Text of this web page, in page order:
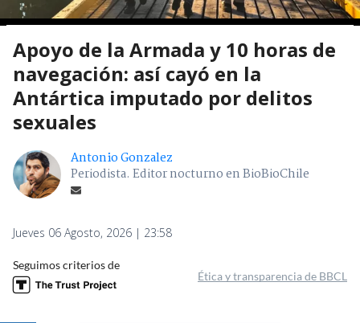
Apoyo de la Armada y 10 horas de
navegación: así cayó en la
Antártica imputado por delitos
sexuales
Antonio Gonzalez
Periodista. Editor nocturno en BioBioChile
Jueves 06 Agosto, 2026 | 23:58
Seguimos criterios de
Ética y transparencia de BBCL